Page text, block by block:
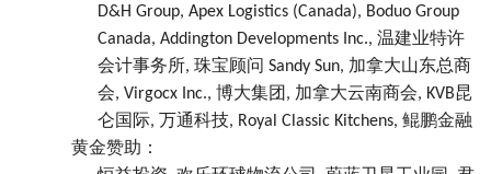
D&H Group, Apex Logistics (Canada), Boduo Group
Canada, Addington Developments Inc., 温建业特许
会计事务所, 珠宝顾问 Sandy Sun, 加拿大山东总商
会, Virgocx Inc., 博大集团, 加拿大云南商会, KVB昆
仑国际, 万通科技, Royal Classic Kitchens, 鲲鹏金融
黄金赞助：